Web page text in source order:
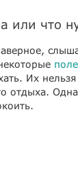
или что
Их
отдыха.